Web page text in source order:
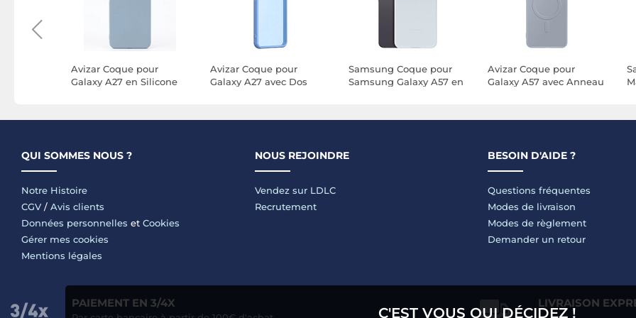
Avizar Coque pour
Galaxy A27 en Silicone
Avizar Coque pour
Galaxy A27 avec Dos
Samsung Coque pour
Samsung Galaxy A57 en
clair
Avizar Coque pour
Galaxy A57 avec Anneau
Surélevé
QUI SOMMES NOUS ?
Notre Histoire
CGV / Avis clients
Données personnelles et Cookies
Gérer mes cookies
Mentions légales
NOUS REJOINDRE
Vendez sur LDLC
Recrutement
BESOIN D'AIDE ?
Questions fréquentes
Modes de livraison
Modes de règlement
Demander un retour
PAIEMENT EN 3/4X LIVRAISON
C'EST VOUS QUI DÉCIDEZ !